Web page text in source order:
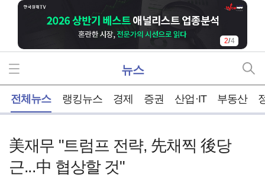
2/4
뉴스
전체뉴스 랭킹뉴스 경제 증권 산업·IT 부동산
美재무 "트럼프 전략, 先채찍 後당
근...中 협상할 것"